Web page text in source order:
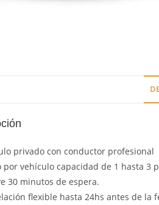
privado con conductor profesional
por vehículo capacidad de 1 hasta 3
30 minutos de espera.
flexible hasta 24hs antes de la